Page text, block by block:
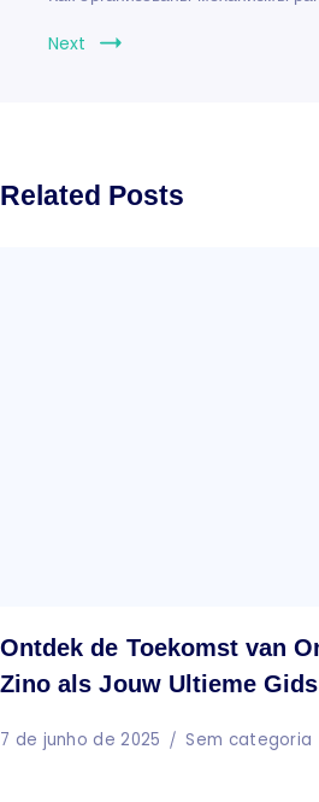
Next
Related Posts
Ontdek de Toekomst van
Zino als Jouw Ultieme Gids
7 de junho de 2025 Sem categoria